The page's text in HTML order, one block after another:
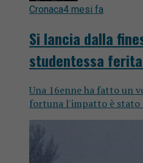
Cronaca4 mesi fa
Si lancia dalla
studentessa
Una 16enne ha fatto un
fortuna l'impatto è